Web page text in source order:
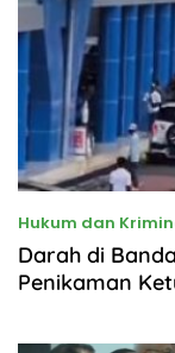
Hukum dan
Darah di
Penikaman